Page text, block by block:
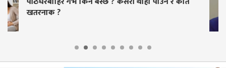
बक्यौता भुक्तानी गर्ने लक्ष्य